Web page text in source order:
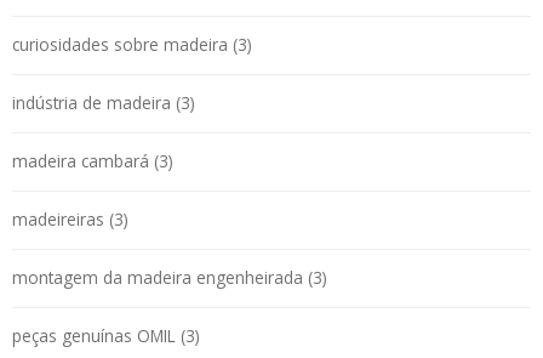
curiosidades sobre madeira (3)
indústria de madeira (3)
madeira cambará (3)
madeireiras (3)
montagem da madeira engenheirada (3)
peças genuínas OMIL (3)